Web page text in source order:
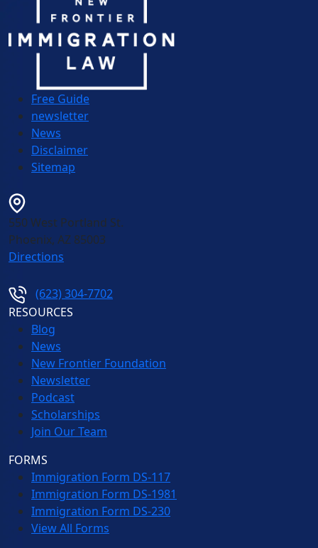
Free Guide
newsletter
News
Disclaimer
Sitemap
550 West Portland St.
Phoenix, AZ 85003
Directions
(623) 304-7702
RESOURCES
Blog
News
New Frontier Foundation
Newsletter
Podcast
Scholarships
Join Our Team
FORMS
Immigration Form DS-117
Immigration Form DS-1981
Immigration Form DS-230
View All Forms